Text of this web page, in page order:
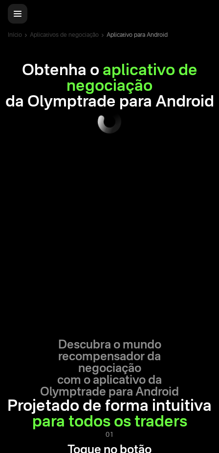
Início Aplicativos de negociação Aplicativo para Android
Obtenha o aplicativo de
negociação
da Olymptrade para Android
Descubra o mundo
recompensador da
negociação
com o aplicativo da
Olymptrade para Android
Projetado de forma intuitiva
para todos os traders
01
Toque no botão